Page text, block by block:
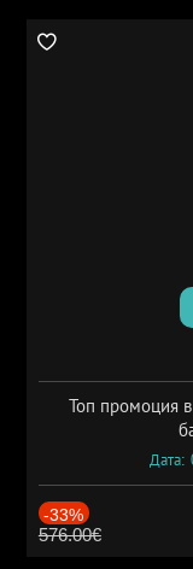
Топ промоция
Дата:
-33%
576.00€